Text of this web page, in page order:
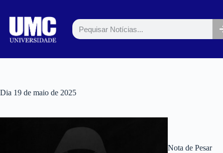
Dia 19 de maio de 2025
Nota de Pesar